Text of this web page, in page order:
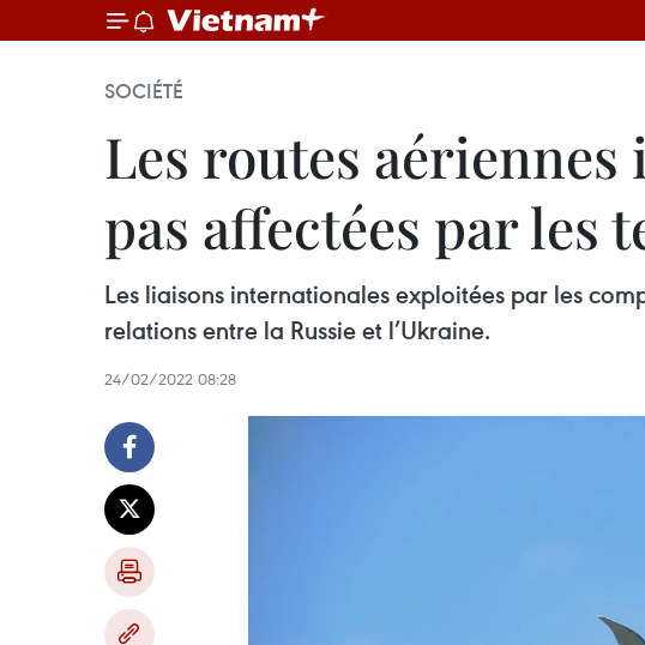
SOCIÉTÉ
Les routes
pas affectées par les
Les liaisons internationales exploitées par les
relations entre la Russie et l’Ukraine.
24/02/2022 08:28